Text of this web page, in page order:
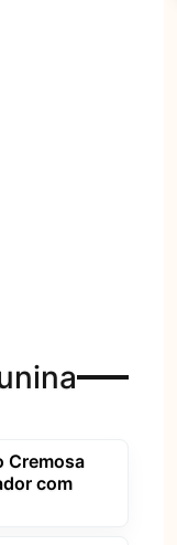
Cremosa
com